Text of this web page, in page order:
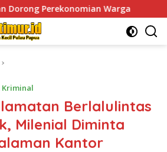
Warga Sentuhan
Kriminal
Berlalulintas
Milenial Diminta
Kantor